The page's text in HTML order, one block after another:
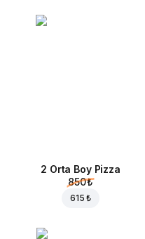
2 Orta Boy Pizza
850 ₺
615 ₺